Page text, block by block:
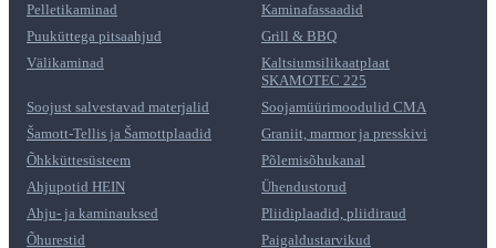
Pelletikaminad
Kaminafassaadid
Puuküttega pitsaahjud
Grill & BBQ
Välikaminad
Kaltsiumsilikaatplaat
SKAMOTEC 225
Soojust salvestavad materjalid
Soojamüürimoodulid CMA
Šamott-Tellis ja Šamottplaadid
Graniit, marmor ja presskivi
Õhkküttesüsteem
Põlemisõhukanal
Ahjupotid HEIN
Ühendustorud
Ahju- ja kaminauksed
Pliidiplaadid, pliidiraud
Õhurestid
Paigaldustarvikud